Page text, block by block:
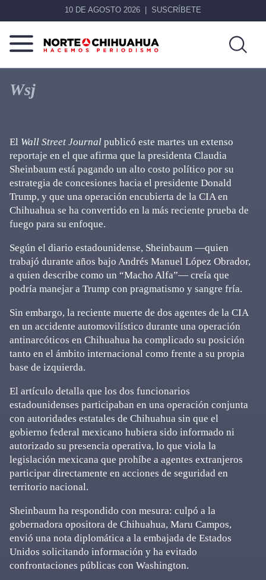
10 DE AGOSTO 2026 SUSCRÍBETE
Norte
Más
Wsj
El Wall Street Journal publicó este martes un extenso
reportaje en el que afirma que la presidenta Claudia
Sheinbaum está pagando un alto costo político por su
estrategia de concesiones hacia el presidente Donald
Trump, y que una operación encubierta de la CIA en
Chihuahua se ha convertido en la más reciente prueba de
fuego para su enfoque.
Según el diario estadounidense, Sheinbaum —quien
trabajó durante años bajo Andrés Manuel López Obrador,
a quien describe como un “Macho Alfa”— creía que
podría manejar a Trump con pragmatismo y sangre fría.
Sin embargo, la reciente muerte de dos agentes de la CIA
en un accidente automovilístico durante una operación
antinarcóticos en Chihuahua ha complicado su posición
tanto en el ámbito internacional como frente a su propia
base de izquierda.
El artículo detalla que los dos funcionarios
estadounidenses participaban en una operación conjunta
con autoridades estatales de Chihuahua sin que el
gobierno federal mexicano hubiera sido informado ni
autorizado su presencia operativa, lo que viola la
legislación mexicana que prohíbe a agentes extranjeros
participar directamente en acciones de seguridad en
territorio nacional.
Sheinbaum ha respondido con mesura: culpó a la
gobernadora opositora de Chihuahua, Maru Campos,
envió una nota diplomática a la embajada de Estados
Unidos solicitando información y ha evitado
confrontaciones públicas con Washington.